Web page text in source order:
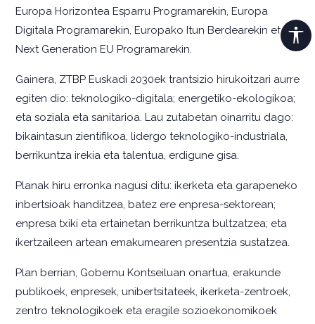
Europa Horizontea Esparru Programarekin, Europa
Digitala Programarekin, Europako Itun Berdearekin eta
Next Generation EU Programarekin.
Gainera, ZTBP Euskadi 2030ek trantsizio hirukoitzari aurre
egiten dio: teknologiko-digitala; energetiko-ekologikoa;
eta soziala eta sanitarioa. Lau zutabetan oinarritu dago:
bikaintasun zientifikoa, lidergo teknologiko-industriala,
berrikuntza irekia eta talentua, erdigune gisa.
Planak hiru erronka nagusi ditu: ikerketa eta garapeneko
inbertsioak handitzea, batez ere enpresa-sektorean;
enpresa txiki eta ertainetan berrikuntza bultzatzea; eta
ikertzaileen artean emakumearen presentzia sustatzea.
Plan berrian, Gobernu Kontseiluan onartua, erakunde
publikoek, enpresek, unibertsitateek, ikerketa-zentroek,
zentro teknologikoek eta eragile sozioekonomikoek